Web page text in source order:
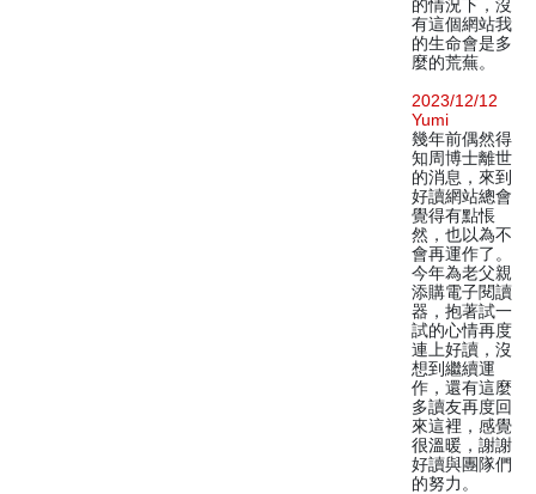
的情況下，沒
有這個網站我
的生命會是多
麼的荒蕪。
2023/12/12
Yumi
幾年前偶然得
知周博士離世
的消息，來到
好讀網站總會
覺得有點悵
然，也以為不
會再運作了。
今年為老父親
添購電子閱讀
器，抱著試一
試的心情再度
連上好讀，沒
想到繼續運
作，還有這麼
多讀友再度回
來這裡，感覺
很溫暖，謝謝
好讀與團隊們
的努力。